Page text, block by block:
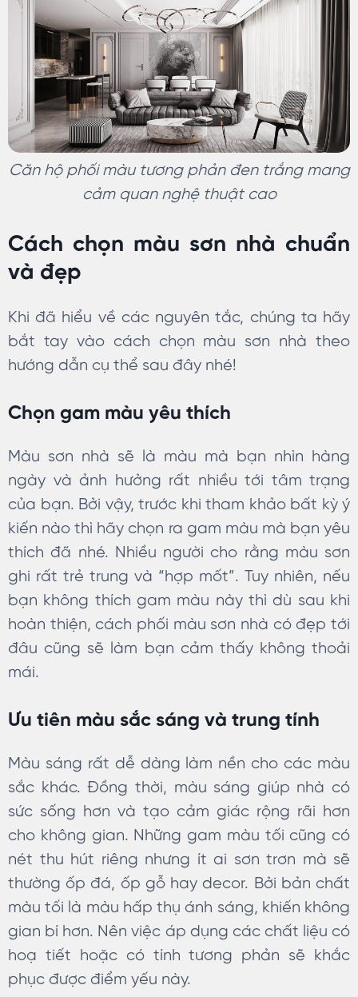
Căn hộ phối màu tương phản đen trắng mang
cảm quan nghệ thuật cao
Cách chọn màu sơn nhà chuẩn
và đẹp
Khi đã hiểu về các nguyên tắc, chúng ta hãy
bắt tay vào cách chọn màu sơn nhà theo
hướng dẫn cụ thể sau đây nhé!
Chọn gam màu yêu thích
Màu sơn nhà sẽ là màu mà bạn nhìn hàng
ngày và ảnh hưởng rất nhiều tới tâm trạng
của bạn. Bởi vậy, trước khi tham khảo bất kỳ ý
kiến nào thì hãy chọn ra gam màu mà bạn yêu
thích đã nhé. Nhiều người cho rằng màu sơn
ghi rất trẻ trung và “hợp mốt”. Tuy nhiên, nếu
bạn không thích gam màu này thì dù sau khi
hoàn thiện, cách phối màu sơn nhà có đẹp tới
đâu cũng sẽ làm bạn cảm thấy không thoải
mái.
Ưu tiên màu sắc sáng và trung tính
Màu sáng rất dễ dàng làm nền cho các màu
sắc khác. Đồng thời, màu sáng giúp nhà có
sức sống hơn và tạo cảm giác rộng rãi hơn
cho không gian. Những gam màu tối cũng có
nét thu hút riêng nhưng ít ai sơn trơn mà sẽ
thường ốp đá, ốp gỗ hay decor. Bởi bản chất
màu tối là màu hấp thụ ánh sáng, khiến không
gian bí hơn. Nên việc áp dụng các chất liệu có
hoạ tiết hoặc có tính tương phản sẽ khắc
phục được điểm yếu này.